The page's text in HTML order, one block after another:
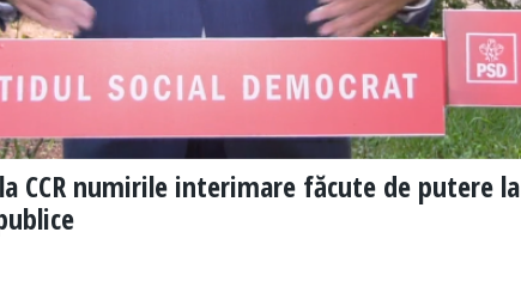
CCR numirile interimare făcute de putere la